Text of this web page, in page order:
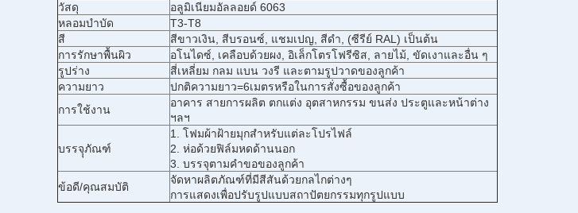
วัสดุ
อลูมิเนียมอัลลอยด์ 6063
หลอมบำบัด
T3-T8
สี
สีขาวเงิน, สีบรอนซ์, แชมเปญ, สีดำ, (ซีรีย์ RAL) เป็นต้น
การรักษาพื้นผิว
อโนไดซ์, เคลือบด้วยผง, อิเล็กโตรโฟรีซิส, ลายไม้, ขัดเงาและอื่น ๆ
รูปร่าง
สี่เหลี่ยม กลม แบน วงรี และตามรูปวาดของลูกค้า
ความยาว
ปกติความยาว=6เมตรหรือในการสั่งซื้อของลูกค้า
การใช้งาน
อาคาร สายการผลิต ตกแต่ง อุตสาหกรรม ขนส่ง ประตูและหน้าต่าง
ฯลฯ
บรรจุุภัณฑ์
1. โฟมผ้าฝ้ายมุกสำหรับแต่ละโปรไฟล์
2. ห่อด้วยฟิล์มหดด้านนอก
3. บรรจุตามคำขอของลูกค้า
ข้อดี/คุณสมบัติ
จัดหาผลิตภัณฑ์ที่มีสีสันด้วยกลไกต่างๆ
การแสดงเพื่อปรับรูปแบบสถาปัตยกรรมทุกรูปแบบ